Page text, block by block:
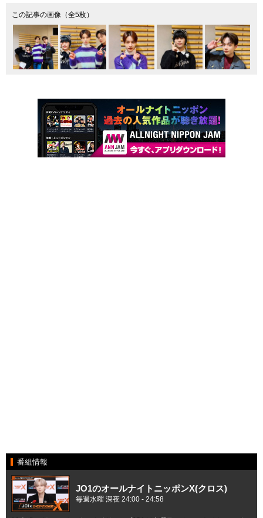
この記事の画像（全5枚）
番組情報
JO1のオールナイトニッポンX(クロス)
毎週水曜 深夜 24:00 - 24:58